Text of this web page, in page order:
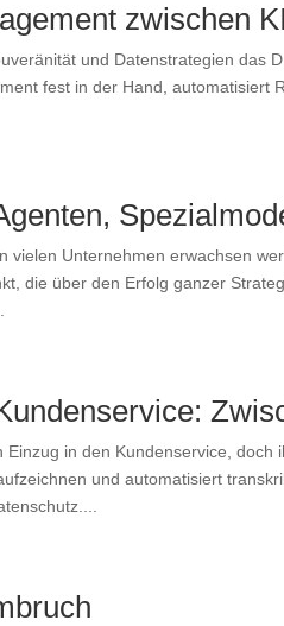
zwischen
und Datenstrategien das
fest in der Hand, automatisiert
vielen Unternehmen erwachsen
die über den Erfolg ganzer
in den Kundenservice, doch
und automatisiert